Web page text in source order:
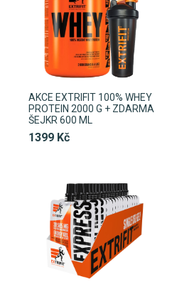
AKCE EXTRIFIT 100% WHEY
PROTEIN 2000 G + ZDARMA
ŠEJKR 600 ML
1399 Kč